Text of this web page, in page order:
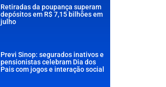
Retiradas da poupança superam
depósitos em R$ 7,15 bilhões em
julho
Previ Sinop: segurados inativos e
pensionistas celebram Dia dos
Pais com jogos e interação social